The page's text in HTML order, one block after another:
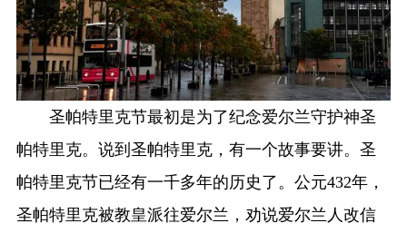
圣帕特里克节最初是为了纪念爱尔兰守护神圣
帕特里克。说到圣帕特里克，有一个故事要讲。圣
帕特里克节已经有一千多年的历史了。公元432年，
圣帕特里克被教皇派往爱尔兰，劝说爱尔兰人改信